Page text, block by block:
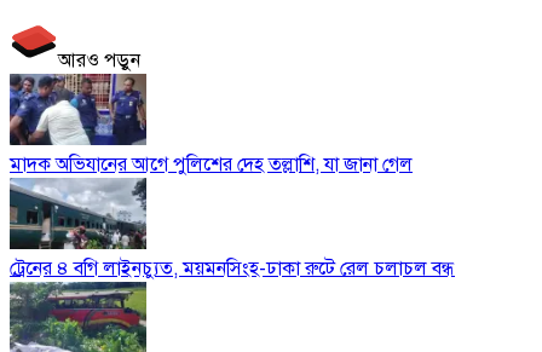
আরও পড়ুন
মাদক অভিযানের আগে পুলিশের দেহ তল্লাশি, যা জানা গেল
ট্রেনের ৪ বগি লাইনচ্যুত, ময়মনসিংহ-ঢাকা রুটে রেল চলাচল বন্ধ